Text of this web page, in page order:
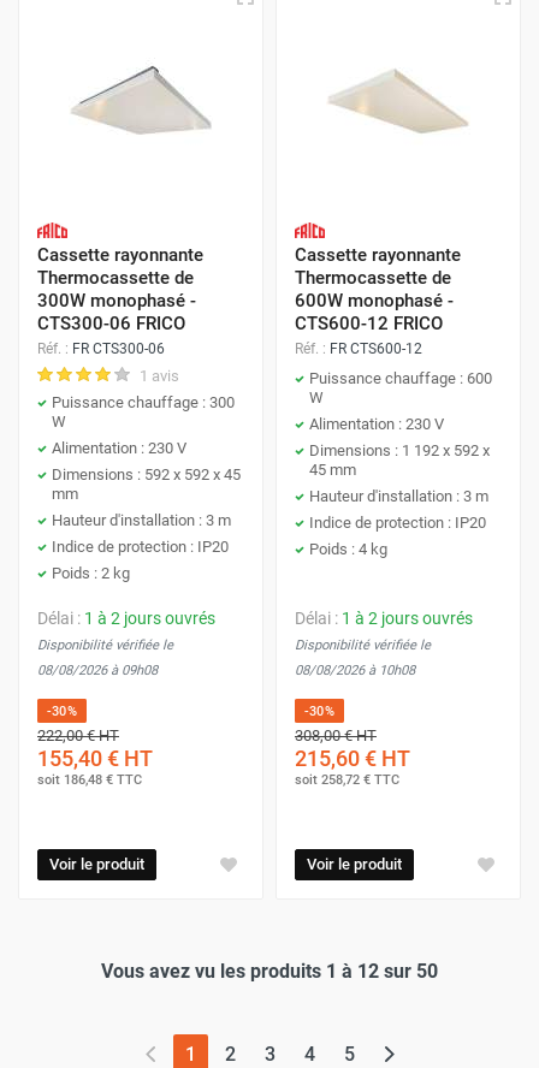
Cassette rayonnante
Thermocassette de
300W monophasé -
CTS300-06 FRICO
Réf. : FR CTS300-06
1 avis
Puissance chauffage : 300
W
Alimentation : 230 V
Dimensions : 592 x 592 x 45
mm
Hauteur d'installation : 3 m
Indice de protection : IP20
Poids : 2 kg
Délai : 1 à 2 jours ouvrés
Disponibilité vérifiée le
08/08/2026 à 09h08
-30%
222,00 €HT
155,40 € HT
soit 186,48 € TTC
Voir le produit
Cassette rayonnante
Thermocassette de
600W monophasé -
CTS600-12 FRICO
Réf. : FR CTS600-12
Puissance chauffage : 600
W
Alimentation : 230 V
Dimensions : 1 192 x 592 x
45 mm
Hauteur d'installation : 3 m
Indice de protection : IP20
Poids : 4 kg
Délai : 1 à 2 jours ouvrés
Disponibilité vérifiée le
08/08/2026 à 10h08
-30%
308,00 €HT
215,60 € HT
soit 258,72 € TTC
Voir le produit
Vous avez vu les produits 1 à 12 sur 50
1 (page actuelle)
2 3 4 5